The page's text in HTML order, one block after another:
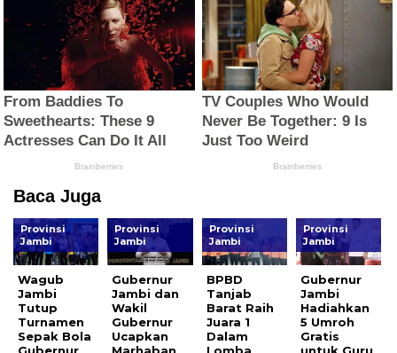
Baca Juga
Provinsi
Jambi
Wagub
Jambi
Tutup
Turnamen
Sepak Bola
Provinsi
Jambi
Gubernur
Jambi dan
Wakil
Gubernur
Ucapkan
Provinsi
Jambi
BPBD
Tanjab
Barat Raih
Juara 1
Dalam
Provinsi
Jambi
Gubernur
Jambi
Hadiahkan
5 Umroh
Gratis